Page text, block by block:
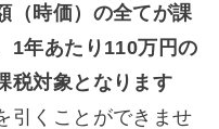
（時価）の全てが課
1年あたり110万円の
税対象となります
引くことができませ